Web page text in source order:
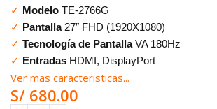
✓ Modelo TE-2766G
✓ Pantalla27″ FHD (1920X1080)
✓ Tecnología de PantallaVA 180Hz
✓ Entradas HDMI, DisplayPort
Ver mas caracteristicas...
S/ 680.00